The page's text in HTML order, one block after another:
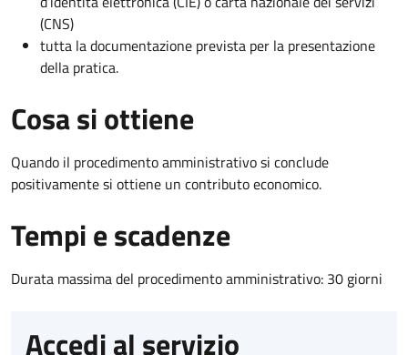
(CNS)
tutta la documentazione prevista per la presentazione
della pratica.
Cosa si ottiene
Quando il procedimento amministrativo si conclude
positivamente si ottiene un contributo economico.
Tempi e scadenze
Durata massima del procedimento amministrativo: 30 giorni
Accedi al servizio